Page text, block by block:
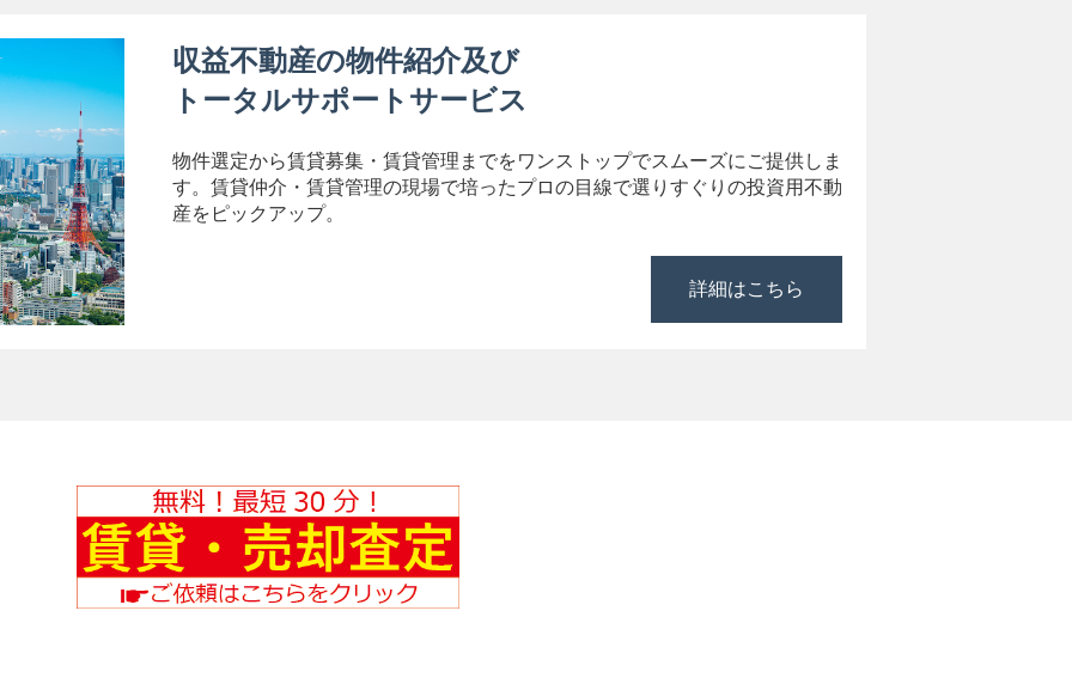
収益不動産の物件紹介及び
トータルサポートサービス
物件選定から賃貸募集・賃貸管理までをワンストップでスムーズにご提供しま
す。賃貸仲介・賃貸管理の現場で培ったプロの目線で選りすぐりの投資用不動
産をピックアップ。
詳細はこちら